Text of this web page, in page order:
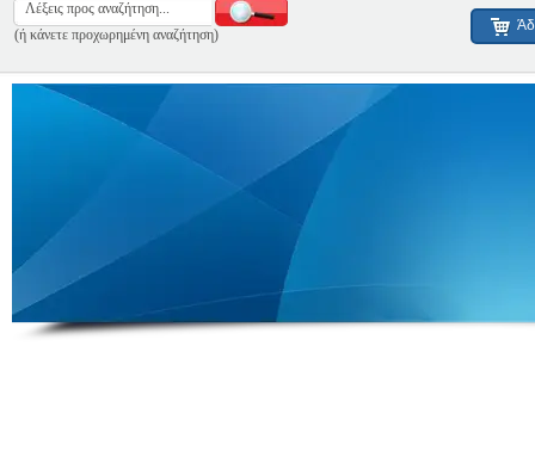
(ή κάνετε προχωρημένη αναζήτηση)